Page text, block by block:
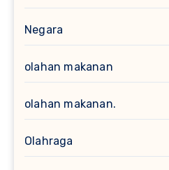
Negara
olahan makanan
olahan makanan.
Olahraga